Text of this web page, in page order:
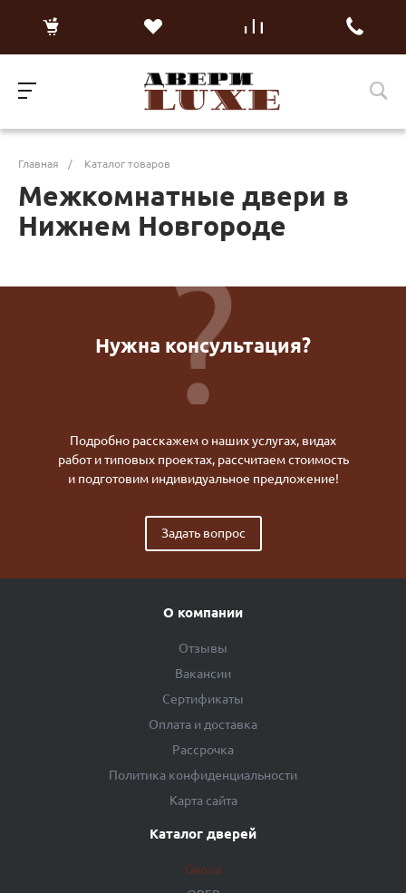
Главная / Каталог товаров
Межкомнатные двери в
Нижнем Новгороде
Нужна консультация?
Подробно расскажем о наших услугах, видах
работ и типовых проектах, рассчитаем стоимость
и подготовим индивидуальное предложение!
Задать вопрос
О компании
Отзывы
Вакансии
Сертификаты
Оплата и доставка
Рассрочка
Политика конфиденциальности
Карта сайта
Каталог дверей
Geona